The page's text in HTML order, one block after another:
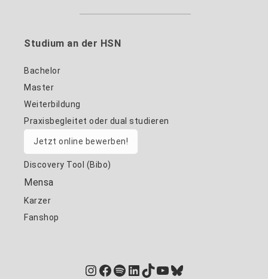
Studium an der HSN
Bachelor
Master
Weiterbildung
Praxisbegleitet oder dual studieren
Jetzt online bewerben!
Discovery Tool (Bibo)
Mensa
Karzer
Fanshop
Instagram
Facebook
Spotify
LinkedIn
TikTok
YouTube
Bluesky